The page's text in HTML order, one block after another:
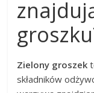
Zielony groszek
składników